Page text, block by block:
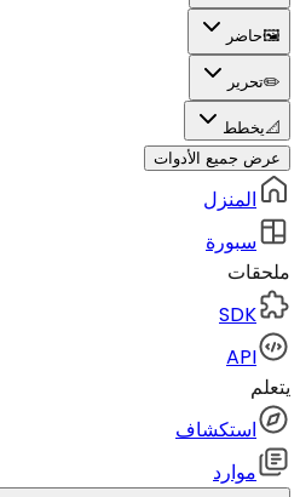
🖼️حاضر
✏️تحرير
📐يخطط
عرض جميع الأدوات
المنزل
سبورة
ملحقات
SDK
API
يتعلم
استكشاف
موارد